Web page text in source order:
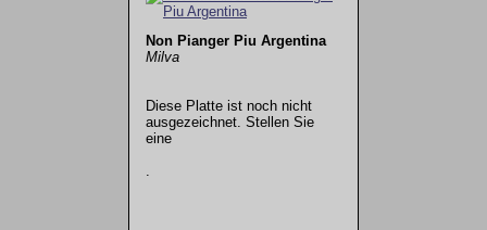
Non Pianger Piu Argentina
Milva
Diese Platte ist noch nicht
ausgezeichnet. Stellen Sie
eine
.